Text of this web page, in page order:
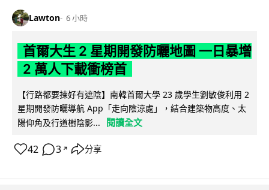
Lawton 6 小時
首爾大生 2 星期開發防曬地圖 一日暴增
2 萬人下載衝榜首
【行路都要揀好有遮陰】南韓首爾大學 23 歲學生劉敏俊利用 2
星期開發防曬導航 App「走向陰涼處」，結合建築物高度、太
陽仰角及行道樹陰影...
閱讀全文
42 3 ↗ 分享